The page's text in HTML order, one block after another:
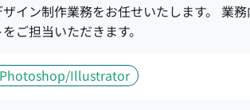
ザイン制作業務をお任せいたします。 業
をご担当いただきます。
Photoshop/Illustrator